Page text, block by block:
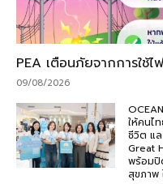
PEA เตือนภัยจากการใช้
09/08/2026
ให้คนไ
ชีวิต แ
Great
พร้อมปิ
สุขภาพ